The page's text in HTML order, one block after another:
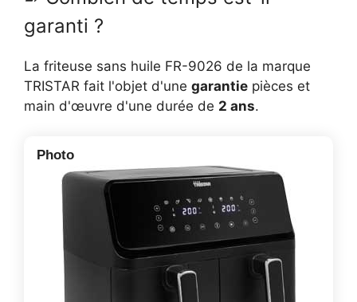
garanti ?
La friteuse sans huile FR-9026 de la marque
TRISTAR fait l'objet d'une garantie pièces et
main d'œuvre d'une durée de 2 ans.